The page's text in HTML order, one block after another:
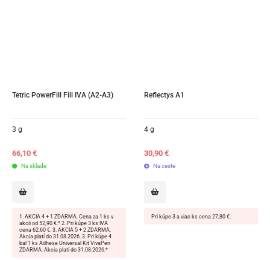
Tetric PowerFill Fill IVA (A2-A3)
3 g
66,10 €
Na sklade
1. AKCIA 4 + 1 ZDARMA. Cena za 1 ks v
akcii od 52,90 €.* 2. Pri kúpe 3 ks IVA
cena 62,60 €. 3. AKCIA 5 + 2 ZDARMA.
Akcia platí do 31.08.2026. 3. Pri kúpe 4
bal 1 ks Adhese Universal Kit VivaPen
ZDARMA. Akcia platí do 31.08.2026.*
Reflectys A1
4 g
30,90 €
Na ceste
Pri kúpe 3 a viac ks cena 27,80 €.